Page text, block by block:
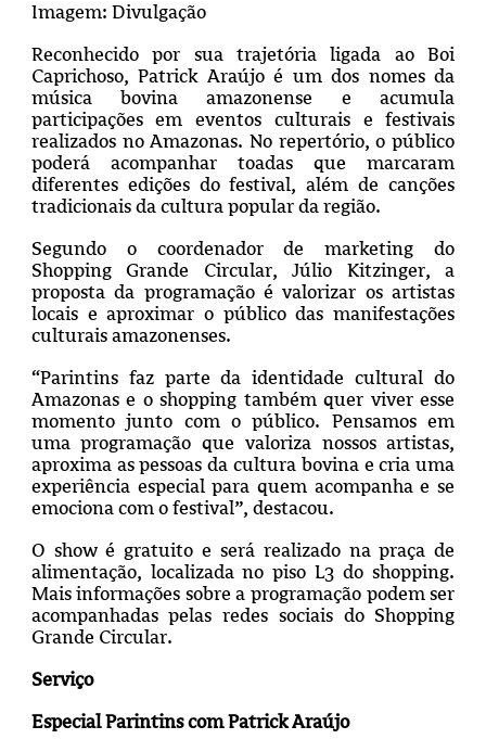
Imagem: Divulgação
Reconhecido por sua trajetória ligada ao Boi
Caprichoso, Patrick Araújo é um dos nomes da
música bovina amazonense e acumula
participações em eventos culturais e festivais
realizados no Amazonas. No repertório, o público
poderá acompanhar toadas que marcaram
diferentes edições do festival, além de canções
tradicionais da cultura popular da região.
Segundo o coordenador de marketing do
Shopping Grande Circular, Júlio Kitzinger, a
proposta da programação é valorizar os artistas
locais e aproximar o público das manifestações
culturais amazonenses.
“Parintins faz parte da identidade cultural do
Amazonas e o shopping também quer viver esse
momento junto com o público. Pensamos em
uma programação que valoriza nossos artistas,
aproxima as pessoas da cultura bovina e cria uma
experiência especial para quem acompanha e se
emociona com o festival”, destacou.
O show é gratuito e será realizado na praça de
alimentação, localizada no piso L3 do shopping.
Mais informações sobre a programação podem ser
acompanhadas pelas redes sociais do Shopping
Grande Circular.
Serviço
Especial Parintins com Patrick Araújo